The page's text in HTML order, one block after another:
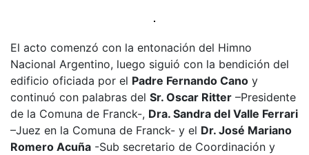
El acto comenzó con la entonación del Himno
Nacional Argentino, luego siguió con la bendición del
edificio oficiada por el Padre Fernando Cano y
continuó con palabras del Sr. Oscar Ritter –Presidente
de la Comuna de Franck-, Dra. Sandra del Valle Ferrari
–Juez en la Comuna de Franck- y el Dr. José Mariano
Romero Acuña -Sub secretario de Coordinación y